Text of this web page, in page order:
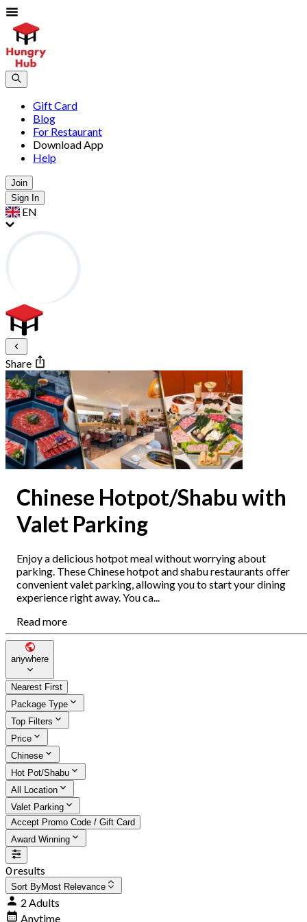
Gift Card
Blog
For Restaurant
Download App
Help
Join
Sign In
EN
Share
Chinese Hotpot/Shabu with
Valet Parking
Enjoy a delicious hotpot meal without worrying about
parking. These Chinese hotpot and shabu restaurants offer
convenient valet parking, allowing you to start your dining
experience right away. You ca...
Read more
anywhere
Nearest First
Package Type
Top Filters
Price
Chinese
Hot Pot/Shabu
All Location
Valet Parking
Accept Promo Code / Gift Card
Award Winning
0 results
Sort ByMost Relevance
2 Adults
Anytime